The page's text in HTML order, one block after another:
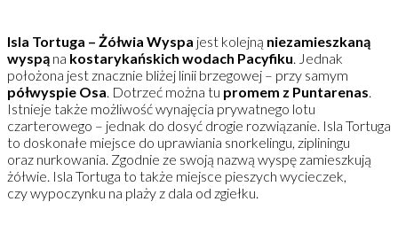
Isla Tortuga – Żółwia Wyspa jest kolejną niezamieszkaną
wyspą na kostarykańskich wodach Pacyfiku. Jednak
położona jest znacznie bliżej linii brzegowej – przy samym
półwyspie Osa. Dotrzeć można tu promem z Puntarenas.
Istnieje także możliwość wynajęcia prywatnego lotu
czarterowego – jednak do dosyć drogie rozwiązanie. Isla Tortuga
to doskonałe miejsce do uprawiania snorkelingu, zipliningu
oraz nurkowania. Zgodnie ze swoją nazwą wyspę zamieszkują
żółwie. Isla Tortuga to także miejsce pieszych wycieczek,
czy wypoczynku na plaży z dala od zgiełku.